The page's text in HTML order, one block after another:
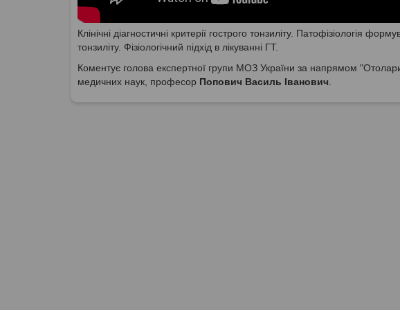
Клінічні діагностичні критерії гострого тонзиліту. Патофізіологія
тонзиліту. Фізіологічний підхід в лікуванні ГТ.
Коментує голова експертної групи МОЗ України за напрямом
медичних наук, професор Попович Василь Іванович